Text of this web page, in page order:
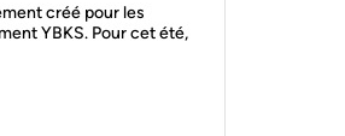
créé pour les
YBKS. Pour cet été,